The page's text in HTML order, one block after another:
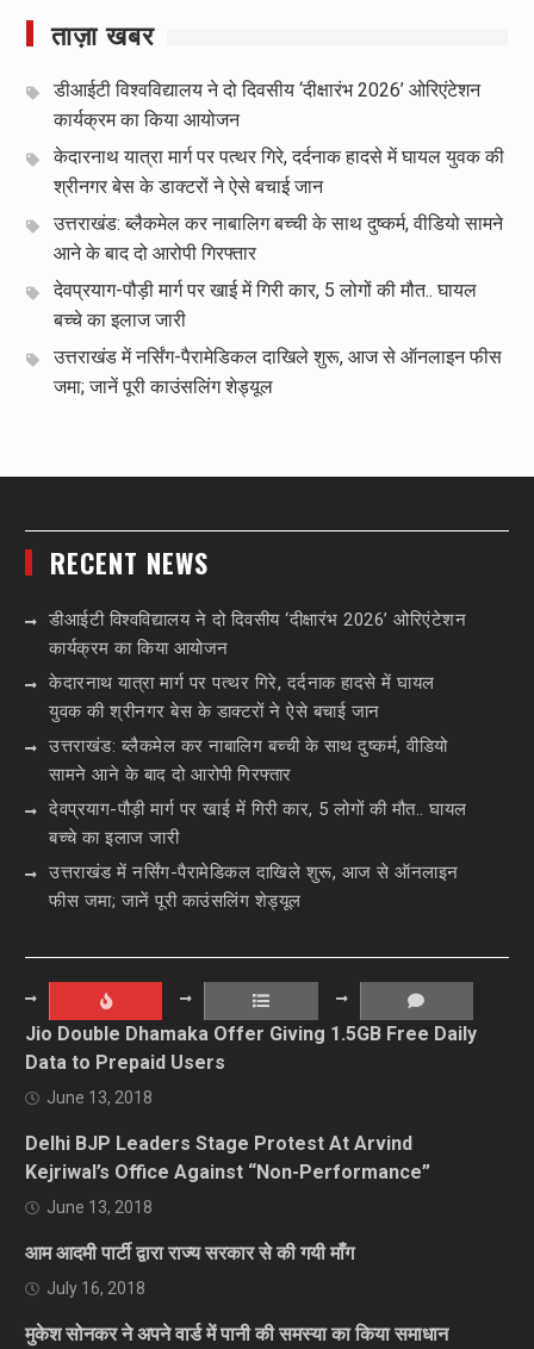
ताज़ा खबर
डीआईटी विश्वविद्यालय ने दो दिवसीय ‘दीक्षारंभ 2026’ ओरिएंटेशन
कार्यक्रम का किया आयोजन
केदारनाथ यात्रा मार्ग पर पत्थर गिरे, दर्दनाक हादसे में घायल युवक की
श्रीनगर बेस के डाक्टरों ने ऐसे बचाई जान
उत्तराखंड: ब्लैकमेल कर नाबालिग बच्ची के साथ दुष्कर्म, वीडियो सामने
आने के बाद दो आरोपी गिरफ्तार
देवप्रयाग-पौड़ी मार्ग पर खाई में गिरी कार, 5 लोगों की मौत.. घायल
बच्चे का इलाज जारी
उत्तराखंड में नर्सिंग-पैरामेडिकल दाखिले शुरू, आज से ऑनलाइन फीस
जमा; जानें पूरी काउंसलिंग शेड्यूल
RECENT NEWS
डीआईटी विश्वविद्यालय ने दो दिवसीय ‘दीक्षारंभ 2026’ ओरिएंटेशन
कार्यक्रम का किया आयोजन
केदारनाथ यात्रा मार्ग पर पत्थर गिरे, दर्दनाक हादसे में घायल
युवक की श्रीनगर बेस के डाक्टरों ने ऐसे बचाई जान
उत्तराखंड: ब्लैकमेल कर नाबालिग बच्ची के साथ दुष्कर्म, वीडियो
सामने आने के बाद दो आरोपी गिरफ्तार
देवप्रयाग-पौड़ी मार्ग पर खाई में गिरी कार, 5 लोगों की मौत.. घायल
बच्चे का इलाज जारी
उत्तराखंड में नर्सिंग-पैरामेडिकल दाखिले शुरू, आज से ऑनलाइन
फीस जमा; जानें पूरी काउंसलिंग शेड्यूल
Jio Double Dhamaka Offer Giving 1.5GB Free Daily
Data to Prepaid Users
June 13, 2018
Delhi BJP Leaders Stage Protest At Arvind
Kejriwal’s Office Against “Non-Performance”
June 13, 2018
आम आदमी पार्टी द्वारा राज्य सरकार से की गयी माँग
July 16, 2018
मुकेश सोनकर ने अपने वार्ड में पानी की समस्या का किया समाधान